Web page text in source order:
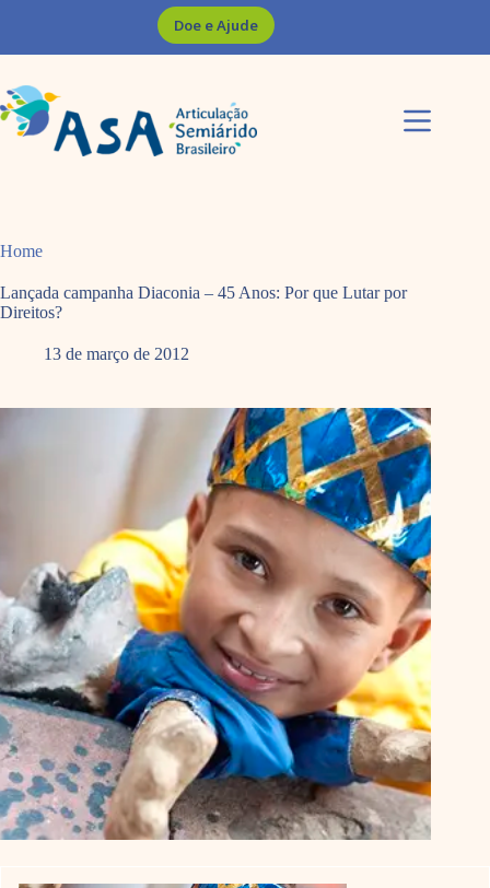
Doe e Ajude
Home
Lançada campanha Diaconia – 45 Anos: Por que Lutar por
Direitos?
13 de março de 2012